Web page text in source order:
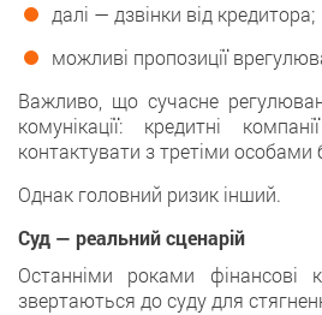
далі — дзвінки від кредитора;
можливі пропозиції
Важливо, що сучасне
комунікації: кредитні
контактувати з третіми особами
Однак головний ризик інший.
Суд — реальний сценарій
Останніми роками фінансові
звертаються до суду для